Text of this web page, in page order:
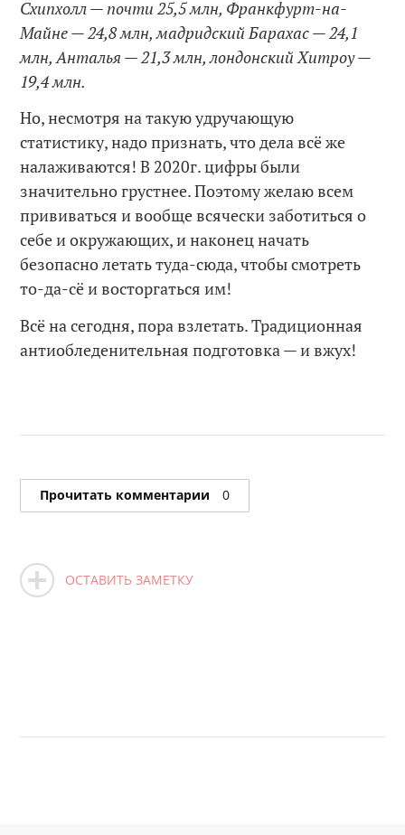
Схипхолл — почти 25,5 млн, Франкфурт-на-
Майне — 24,8 млн, мадридский Барахас — 24,1
млн, Анталья — 21,3 млн, лондонский Хитроу —
19,4 млн.
Но, несмотря на такую удручающую
статистику, надо признать, что дела всё же
налаживаются! В 2020г. цифры были
значительно грустнее. Поэтому желаю всем
прививаться и вообще всячески заботиться о
себе и окружающих, и наконец начать
безопасно летать туда-сюда, чтобы смотреть
то-да-сё и восторгаться им!
Всё на сегодня, пора взлетать. Традиционная
антиобледенительная подготовка — и вжух!
Прочитать комментарии 0
ОСТАВИТЬ ЗАМЕТКУ